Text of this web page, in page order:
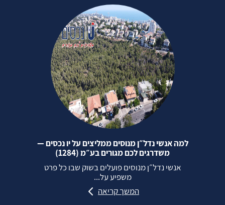
למה אנשי נדל״ן מנוסים ממליצים על יו נכסים —
משדרגים לכם מגורים בע״מ (1284)
אנשי נדל״ן מנוסים פועלים בשוק שבו כל פרט
משפיע על...
המשך קריאה